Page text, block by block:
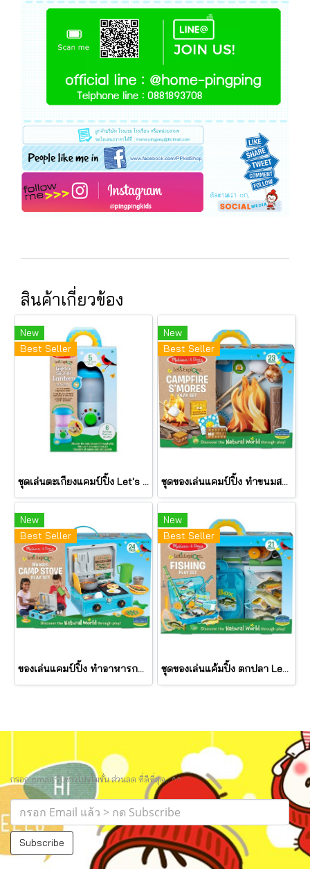
สินค้าเกี่ยวข้อง
New
Best Seller
ชุดเล่นตะเกียงแคมป์ปิ้ง Let's Explore Light & Sound Lantern Play Set รุ่น 30837 ยี่ห้อ Melissa & Doug
New
Best Seller
ชุดของเล่นแคมป์ปิ้ง ทำขนมสมอร์ Let's Explore Campfire S'mores Play Set รุ่น 30822 ยี่ห้อ Melissa & Doug
New
Best Seller
ของเล่นแคมป์ปิ้ง ทำอาหารกลางแจ้ง Let's Explore Wooden Camp Stove Play Set รุ่น 30804 ยี่ห้อ Melissa & Doug
New
Best Seller
ชุดของเล่นแค้มปิ้ง ตกปลา Let's Explore Fishing Play Set รุ่น 30806 ยี่ห้อ Melissa & Doug
กรอก email รับข่าวโปรโมชั่น ส่วนลด ที่ดีที่สุด.. ^^
Subscribe